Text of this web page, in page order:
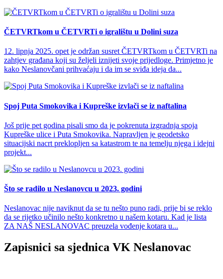
ČETVRTkom u ČETVRTi o igralištu u Dolini suza
12. lipnja 2025. opet je održan susret ČETVRTkom u ČETVRTi na
zahtjev građana koji su željeli iznijeti svoje prijedloge. Primjetno je
kako Neslanovčani prihvaćaju i da im se sviđa ideja da...
Spoj Puta Smokovika i Kupreške izvlači se iz naftalina
Još prije pet godina pisali smo da je pokrenuta izgradnja spoja
Kupreške ulice i Puta Smokovika. Napravljen je geodetsko
situacijski nacrt preklopljen sa katastrom te na temelju njega i idejni
projekt...
Što se radilo u Neslanovcu u 2023. godini
Neslanovac nije naviknut da se tu nešto puno radi, prije bi se reklo
da se rijetko učinilo nešto konkretno u našem kotaru. Kad je lista
ZA NAŠ NESLANOVAC preuzela vođenje kotara u...
Zapisnici sa sjednica VK Neslanovac